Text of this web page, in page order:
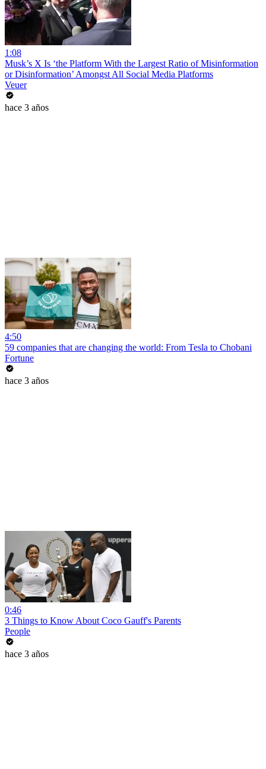
1:08
Musk’s X Is ‘the Platform With the Largest Ratio of Misinformation
or Disinformation’ Amongst All Social Media Platforms
Veuer
hace 3 años
4:50
59 companies that are changing the world: From Tesla to Chobani
Fortune
hace 3 años
0:46
3 Things to Know About Coco Gauff's Parents
People
hace 3 años